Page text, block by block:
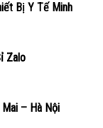
Bị Y Tế Minh
Zalo
– Hà Nội